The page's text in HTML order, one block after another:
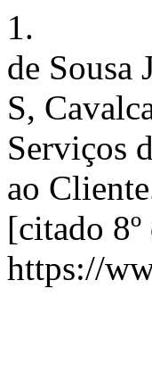
1.
de
S,
Serviços
ao
[citado
https://